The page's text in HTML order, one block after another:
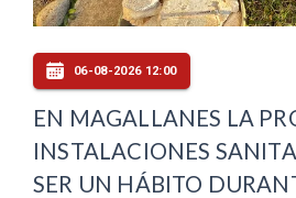
06-08-2026 12:00
EN MAGALLANES LA
INSTALACIONES
SER UN HÁBITO